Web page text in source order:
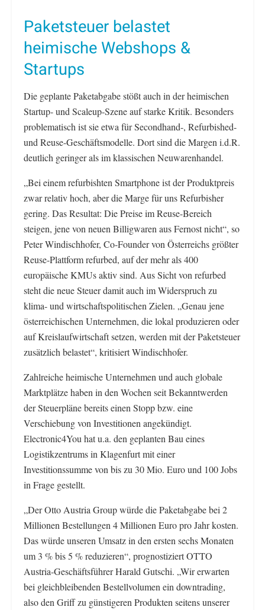
Paketsteuer belastet
heimische Webshops &
Startups
Die geplante Paketabgabe stößt auch in der heimischen
Startup- und Scaleup-Szene auf starke Kritik. Besonders
problematisch ist sie etwa für Secondhand-, Refurbished-
und Reuse-Geschäftsmodelle. Dort sind die Margen i.d.R.
deutlich geringer als im klassischen Neuwarenhandel.
„Bei einem refurbishten Smartphone ist der Produktpreis
zwar relativ hoch, aber die Marge für uns Refurbisher
gering. Das Resultat: Die Preise im Reuse-Bereich
steigen, jene von neuen Billigwaren aus Fernost nicht“, so
Peter Windischhofer, Co-Founder von Österreichs größter
Reuse-Plattform refurbed, auf der mehr als 400
europäische KMUs aktiv sind. Aus Sicht von refurbed
steht die neue Steuer damit auch im Widerspruch zu
klima- und wirtschaftspolitischen Zielen. „Genau jene
österreichischen Unternehmen, die lokal produzieren oder
auf Kreislaufwirtschaft setzen, werden mit der Paketsteuer
zusätzlich belastet“, kritisiert Windischhofer.
Zahlreiche heimische Unternehmen und auch globale
Marktplätze haben in den Wochen seit Bekanntwerden
der Steuerpläne bereits einen Stopp bzw. eine
Verschiebung von Investitionen angekündigt.
Electronic4You hat u.a. den geplanten Bau eines
Logistikzentrums in Klagenfurt mit einer
Investitionssumme von bis zu 30 Mio. Euro und 100 Jobs
in Frage gestellt.
„Der Otto Austria Group würde die Paketabgabe bei 2
Millionen Bestellungen 4 Millionen Euro pro Jahr kosten.
Das würde unseren Umsatz in den ersten sechs Monaten
um 3 % bis 5 % reduzieren“, prognostiziert OTTO
Austria-Geschäftsführer Harald Gutschi. „Wir erwarten
bei gleichbleibenden Bestellvolumen ein downtrading,
also den Griff zu günstigeren Produkten seitens unserer